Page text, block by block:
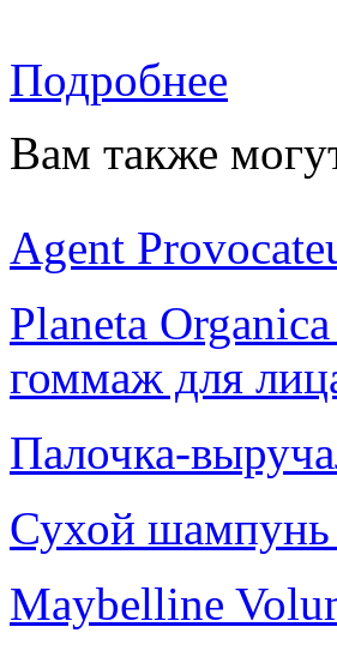
Подробнее
Вам также
Agent
Planeta
гоммаж для
Палочка-
Сухой шампунь
Maybelline